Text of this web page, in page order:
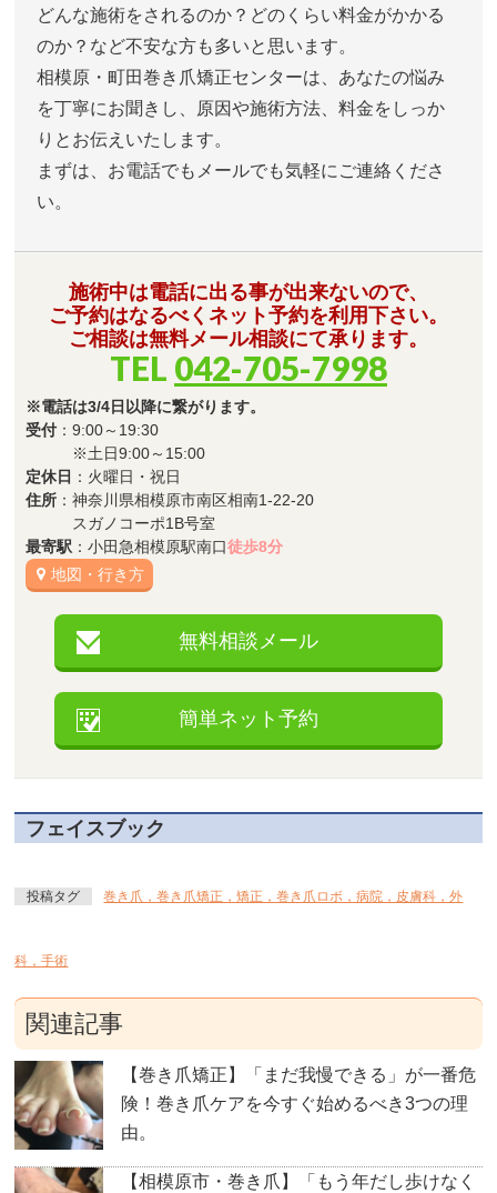
どんな施術をされるのか？どのくらい料金がかかる
のか？など不安な方も多いと思います。
相模原・町田巻き爪矯正センターは、あなたの悩み
を丁寧にお聞きし、原因や施術方法、料金をしっか
りとお伝えいたします。
まずは、お電話でもメールでも気軽にご連絡くださ
い。
施術中は電話に出る事が出来ないので、
ご予約はなるべくネット予約を利用下さい。
ご相談は無料メール相談にて承ります。
TEL 042-705-7998
※電話は3/4日以降に繋がります。
受付 ：9:00～19:30
※土日9:00～15:00
定休日 ：火曜日・祝日
住所 ：神奈川県相模原市南区相南1-22-20
スガノコーポ1B号室
最寄駅 ：小田急相模原駅南口徒歩8分
地図・行き方
無料相談メール
簡単ネット予約
フェイスブック
投稿タグ 巻き爪，巻き爪矯正，矯正，巻き爪ロボ，病院，皮膚科，外
科，手術
関連記事
【巻き爪矯正】「まだ我慢できる」が一番危
険！巻き爪ケアを今すぐ始めるべき3つの理
由。
【相模原市・巻き爪】「もう年だし歩けなく